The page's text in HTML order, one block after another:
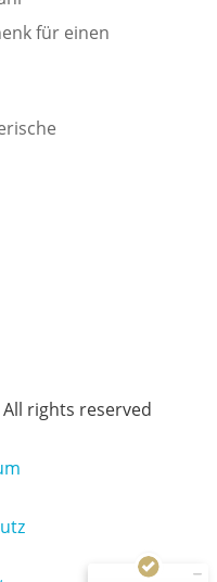
für einen
rights reserved
und Erfahrungen zu